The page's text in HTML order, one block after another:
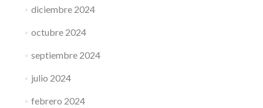
diciembre 2024
octubre 2024
septiembre 2024
julio 2024
febrero 2024